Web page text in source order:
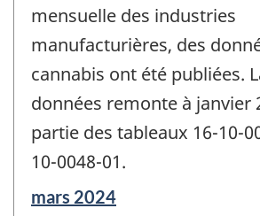
mensuelle des industries
manufacturières, des
cannabis ont été publiées.
données remonte à janvier
partie des tableaux 16-10-
10-0048-01.
Période
mars 2024